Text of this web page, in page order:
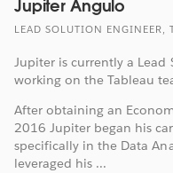
Jupiter Angulo
LEAD SOLUTION ENGINEER,
Jupiter is currently a Lead
working on the Tableau
After obtaining an
2016 Jupiter began his
specifically in the Data
leveraged his ...